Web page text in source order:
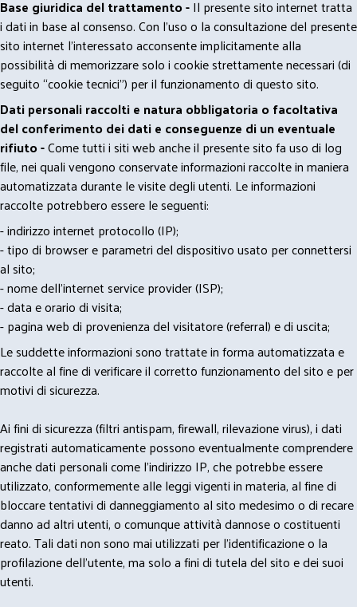
Base giuridica del trattamento -Il presente sito internet tratta
i dati in base al consenso. Con l'uso o la consultazione del presente
sito internet l’interessato acconsente implicitamente alla
possibilità di memorizzare solo i cookie strettamente necessari (di
seguito “cookie tecnici”) per il funzionamento di questo sito.
Dati personali raccolti e natura obbligatoria o facoltativa
del conferimento dei dati e conseguenze di un eventuale
rifiuto -Come tutti i siti web anche il presente sito fa uso di log
file, nei quali vengono conservate informazioni raccolte in maniera
automatizzata durante le visite degli utenti. Le informazioni
raccolte potrebbero essere le seguenti:
- indirizzo internet protocollo (IP);
- tipo di browser e parametri del dispositivo usato per connettersi
al sito;
- nome dell'internet service provider (ISP);
- data e orario di visita;
- pagina web di provenienza del visitatore (referral) e di uscita;
Le suddette informazioni sono trattate in forma automatizzata e
raccolte al fine di verificare il corretto funzionamento del sito e per
motivi di sicurezza.
Ai fini di sicurezza (filtri antispam, firewall, rilevazione virus), i dati
registrati automaticamente possono eventualmente comprendere
anche dati personali come l'indirizzo IP, che potrebbe essere
utilizzato, conformemente alle leggi vigenti in materia, al fine di
bloccare tentativi di danneggiamento al sito medesimo o di recare
danno ad altri utenti, o comunque attività dannose o costituenti
reato. Tali dati non sono mai utilizzati per l'identificazione o la
profilazione dell'utente, ma solo a fini di tutela del sito e dei suoi
utenti.